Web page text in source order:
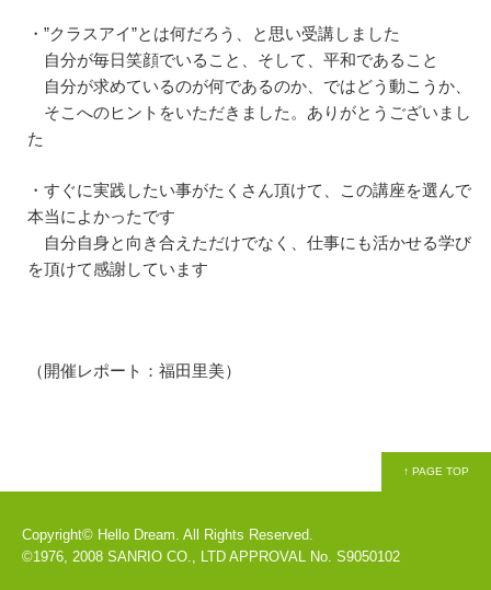
・”クラスアイ”とは何だろう、と思い受講しました
自分が毎日笑顔でいること、そして、平和であること
自分が求めているのが何であるのか、ではどう動こうか、
そこへのヒントをいただきました。ありがとうございまし
た
・すぐに実践したい事がたくさん頂けて、この講座を選んで
本当によかったです
自分自身と向き合えただけでなく、仕事にも活かせる学び
を頂けて感謝しています
（開催レポート：福田里美）
↑ PAGE TOP
Copyright© Hello Dream. All Rights Reserved.
©1976, 2008 SANRIO CO., LTD APPROVAL No. S9050102